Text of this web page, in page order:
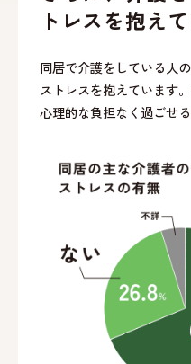
トレスを抱え
同居で介護をしている人
ストレスを抱えています
心理的な負担なく過ごせ